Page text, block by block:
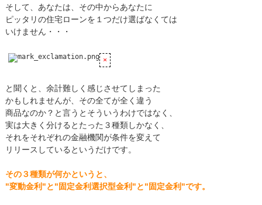
そして、あなたは、その中からあなたに
ピッタリの住宅ローンを１つだけ選ばなくては
いけません・・・
と聞くと、余計難しく感じさせてしまった
かもしれませんが、その全てが全く違う
商品なのか？と言うとそういうわけではなく、
実は大きく分けるとたった３種類しかなく、
それをそれぞれの金融機関が条件を変えて
リリースしているというだけです。
その３種類が何かというと、
"変動金利"と"固定金利選択型金利"と"固定金利"です。